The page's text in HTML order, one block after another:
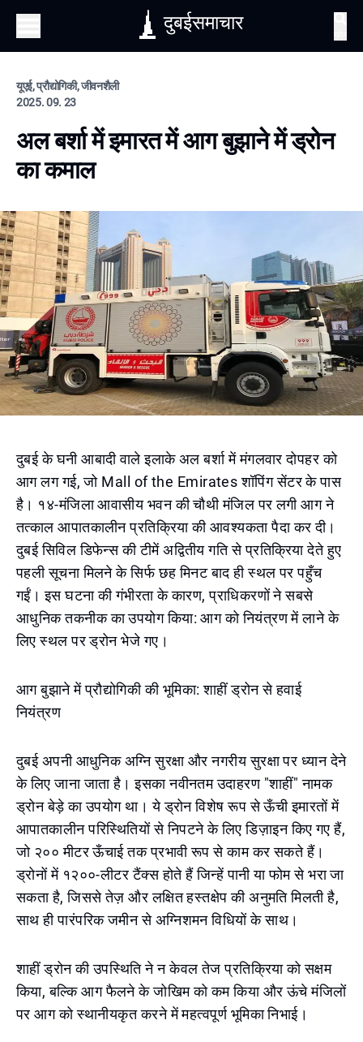
दुबईसमाचार
यूएई, प्रौद्योगिकी, जीवनशैली
2025. 09. 23
अल बर्शा में इमारत में आग बुझाने में ड्रोन
का कमाल
दुबई के घनी आबादी वाले इलाके अल बर्शा में मंगलवार दोपहर को
आग लग गई, जो Mall of the Emirates शॉपिंग सेंटर के पास
है। १४-मंजिला आवासीय भवन की चौथी मंजिल पर लगी आग ने
तत्काल आपातकालीन प्रतिक्रिया की आवश्यकता पैदा कर दी।
दुबई सिविल डिफेन्स की टीमें अद्वितीय गति से प्रतिक्रिया देते हुए
पहली सूचना मिलने के सिर्फ छह मिनट बाद ही स्थल पर पहुँच
गईं। इस घटना की गंभीरता के कारण, प्राधिकरणों ने सबसे
आधुनिक तकनीक का उपयोग किया: आग को नियंत्रण में लाने के
लिए स्थल पर ड्रोन भेजे गए।
आग बुझाने में प्रौद्योगिकी की भूमिका: शाहीं ड्रोन से हवाई
नियंत्रण
दुबई अपनी आधुनिक अग्नि सुरक्षा और नगरीय सुरक्षा पर ध्यान देने
के लिए जाना जाता है। इसका नवीनतम उदाहरण "शाहीं" नामक
ड्रोन बेड़े का उपयोग था। ये ड्रोन विशेष रूप से ऊँची इमारतों में
आपातकालीन परिस्थितियों से निपटने के लिए डिज़ाइन किए गए हैं,
जो २०० मीटर ऊँचाई तक प्रभावी रूप से काम कर सकते हैं।
ड्रोनों में १२००-लीटर टैंक्स होते हैं जिन्हें पानी या फोम से भरा जा
सकता है, जिससे तेज़ और लक्षित हस्तक्षेप की अनुमति मिलती है,
साथ ही पारंपरिक जमीन से अग्निशमन विधियों के साथ।
शाहीं ड्रोन की उपस्थिति ने न केवल तेज प्रतिक्रिया को सक्षम
किया, बल्कि आग फैलने के जोखिम को कम किया और ऊंचे मंजिलों
पर आग को स्थानीयकृत करने में महत्वपूर्ण भूमिका निभाई।